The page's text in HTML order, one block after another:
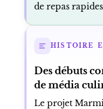
de repas
HISTOIRE
Des débuts
de média
Le projet